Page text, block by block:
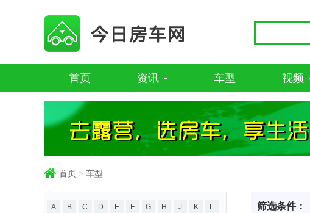
首页 资讯 车型 视频
首页 > 车型
A B C D E F G H J K L 筛选条件：